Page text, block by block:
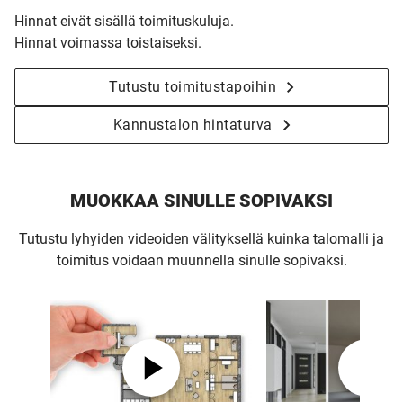
Hinnat eivät sisällä toimituskuluja.
Hinnat voimassa toistaiseksi.
Tutustu toimitustapoihin
Kannustalon hintaturva
MUOKKAA SINULLE SOPIVAKSI
Tutustu lyhyiden videoiden välityksellä kuinka talomalli ja
toimitus voidaan muunnella sinulle sopivaksi.